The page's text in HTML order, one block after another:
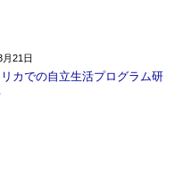
21日
カでの自立生活プログラム研